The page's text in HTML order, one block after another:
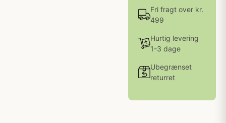
Fri fragt over kr.
499
Hurtig levering
1-3 dage
Ubegrænset
returret